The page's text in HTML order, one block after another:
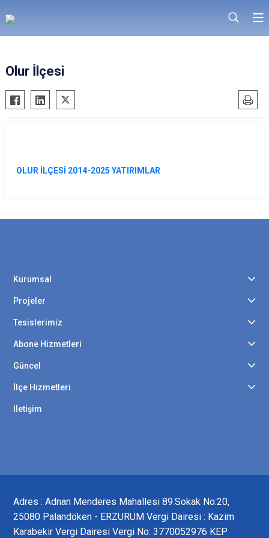
Olur İlçesi
OLUR İLÇESİ 2014-2025 YATIRIMLAR
Kurumsal
Projeler
Tesislerimiz
Abone Hizmetleri
Güncel
İlçe Hizmetleri
İletişim
Adres : Adnan Menderes Mahallesi 89.Sokak No:20,
25080 Palandöken - ERZURUM Vergi Dairesi : Kazim
Karabekir Vergi Dairesi Vergi No: 3770052976 KEP